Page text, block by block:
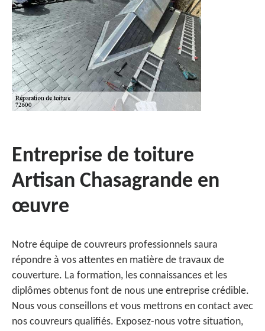
Entreprise de toiture
Artisan Chasagrande en
œuvre
Notre équipe de couvreurs professionnels saura
répondre à vos attentes en matière de travaux de
couverture. La formation, les connaissances et les
diplômes obtenus font de nous une entreprise crédible.
Nous vous conseillons et vous mettrons en contact avec
nos couvreurs qualifiés. Exposez-nous votre situation,